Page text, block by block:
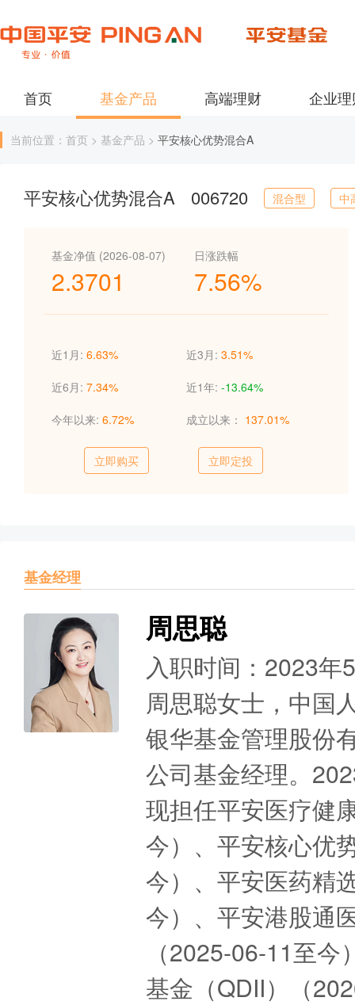
首页 基金产品 高端理财 企业
当前位置：首页 > 基金产品 > 平安核心优势混合A
平安核心优势混合A 006720 混合型 中
基金净值 (2026-08-07)
2.3701
日涨跌幅
7.56%
近1月: 6.63% 近3月: 3.51%
近6月: 7.34% 近1年: -13.64%
今年以来: 6.72% 成立以来： 137.01%
立即购买 立即定投
基金经理
周思聪
入职时间：2023年
周思聪女士，中国
银华基金管理股份
公司基金经理。
现担任平安医疗健
今）、平安核心优
今）、平安医药精
今）、平安港股通
（2025-06-11至
基金（QDII）（